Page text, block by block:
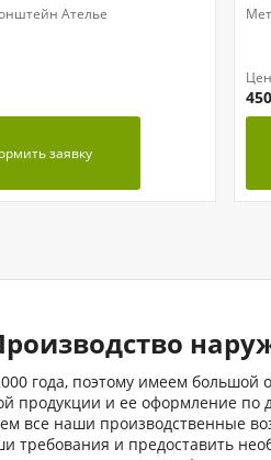
Ателье
заявку
года, поэтому имеем большой
продукции и ее оформление
все наши производственные
требования и предоставить